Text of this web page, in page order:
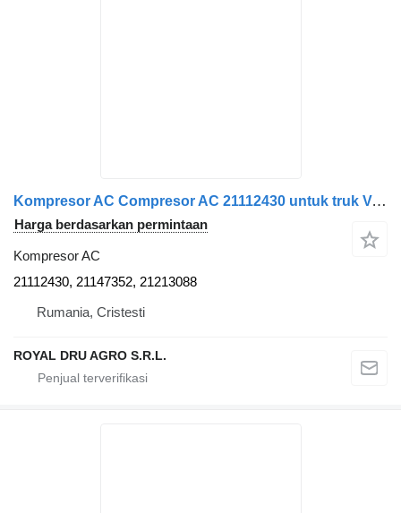
Kompresor AC Compresor AC 21112430 untuk truk Volvo 21112430 / 21147352 Clutch 21213088 Compressor
Harga berdasarkan permintaan
Kompresor AC
21112430, 21147352, 21213088
Rumania, Cristesti
ROYAL DRU AGRO S.R.L.